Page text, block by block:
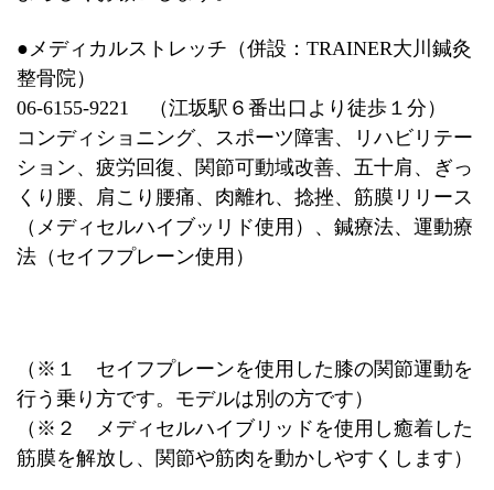
●メディカルストレッチ（併設：TRAINER大川鍼灸
整骨院）
06-6155-9221 （江坂駅６番出口より徒歩１分）
コンディショニング、スポーツ障害、リハビリテー
ション、疲労回復、関節可動域改善、五十肩、ぎっ
くり腰、肩こり腰痛、肉離れ、捻挫、筋膜リリース
（メディセルハイブッリド使用）、鍼療法、運動療
法（セイフプレーン使用）
（※１ セイフプレーンを使用した膝の関節運動を
行う乗り方です。モデルは別の方です）
（※２ メディセルハイブリッドを使用し癒着した
筋膜を解放し、関節や筋肉を動かしやすくします）